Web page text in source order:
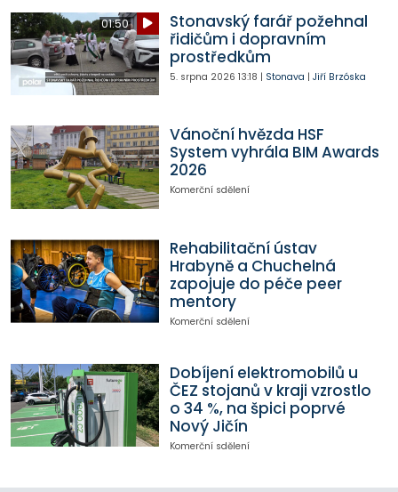
01:50
Stonavský farář požehnal
řidičům i dopravním
prostředkům
5. srpna 2026 13:18 | Stonava | Jiří Brzóska
Vánoční hvězda HSF
System vyhrála BIM Awards
2026
Komerční sdělení
Rehabilitační ústav
Hrabyně a Chuchelná
zapojuje do péče peer
mentory
Komerční sdělení
Dobíjení elektromobilů u
ČEZ stojanů v kraji vzrostlo
o 34 %, na špici poprvé
Nový Jičín
Komerční sdělení